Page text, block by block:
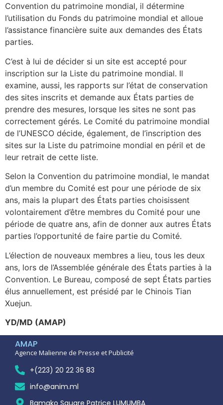
Convention du patrimoine mondial, il détermine
l’utilisation du Fonds du patrimoine mondial et alloue
l’assistance financière suite aux demandes des États
parties.
C’est à lui de décider si un site est accepté pour
inscription sur la Liste du patrimoine mondial. Il
examine, aussi, les rapports sur l’état de conservation
des sites inscrits et demande aux États parties de
prendre des mesures, lorsque les sites ne sont pas
correctement gérés. Le Comité du patrimoine mondial
de l’UNESCO décide, également, de l’inscription des
sites sur la Liste du patrimoine mondial en péril et de
leur retrait de cette liste.
Selon la Convention du patrimoine mondial, le mandat
d’un membre du Comité est pour une période de six
ans, mais la plupart des États parties choisissent
volontairement d’être membres du Comité pour une
période de quatre ans, afin de donner aux autres États
parties l’opportunité de faire partie du Comité.
L’élection de nouveaux membres a lieu, tous les deux
ans, lors de l’Assemblée générale des États parties à la
Convention. Le Bureau, composé de sept États parties
élus annuellement, est présidé par le Chinois Tian
Xuejun.
YD/MD (AMAP)
AMAP
Agence Malienne de Presse et Publicité
+(223) 20 22 36 83
info@anim.ml
Bamako Square Patrice LUMUMBA